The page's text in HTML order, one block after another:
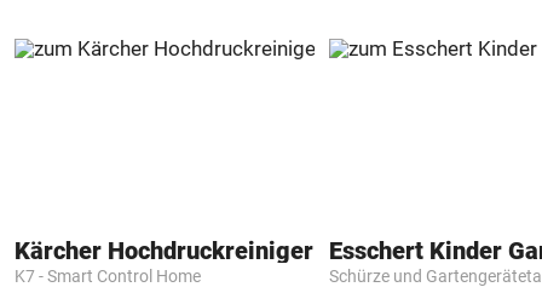
Kärcher Hochdruckreiniger
K7 - Smart Control Home Schürze und